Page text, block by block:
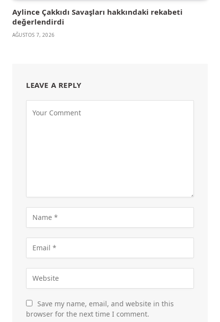
Aylince Çakkıdı Savaşları hakkındaki rekabeti
değerlendirdi
AĞUSTOS 7, 2026
LEAVE A REPLY
Save my name, email, and website in this
browser for the next time I comment.